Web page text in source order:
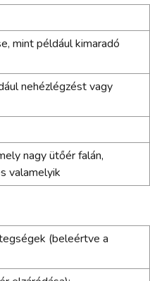
mint például kimaradó
nehézlégzést vagy
nagy ütőér falán,
valamelyik
(beleértve a